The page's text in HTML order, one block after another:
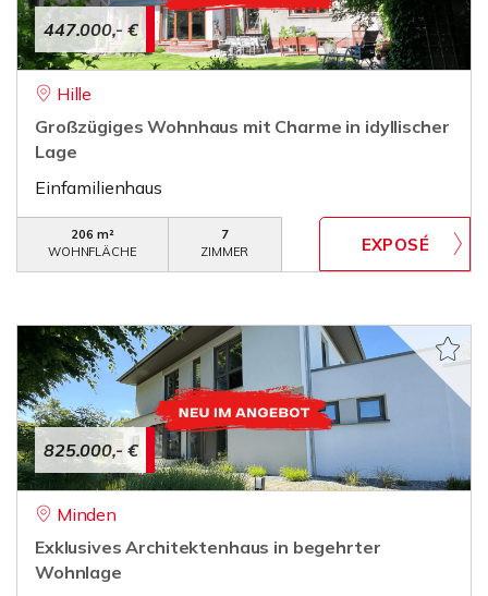
447.000,- €
Hille
Großzügiges Wohnhaus mit Charme in idyllischer
Lage
Einfamilienhaus
206 m²
WOHNFLÄCHE
7
ZIMMER
825.000,- €
Minden
Exklusives Architektenhaus in begehrter
Wohnlage